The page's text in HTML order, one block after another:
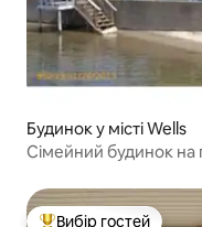
Будинок у місті Wells
Сімейний будинок на
Вибір гостей